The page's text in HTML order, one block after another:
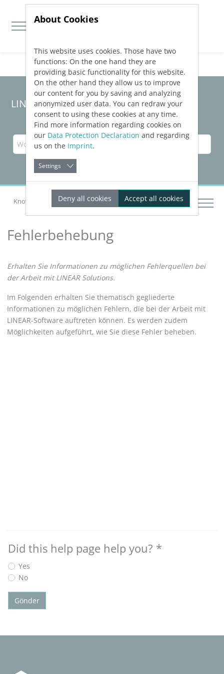
Jump directly to main navigation
Jump directly to content
LINEAR Solutions 23 für Revit
Knowledge Base Revit Fehlerbehebung
Fehlerbehebung
Erhalten Sie Informationen zu möglichen Fehlerquellen bei
der Arbeit mitLINEARSolutions.
Im Folgenden erhalten Sie thematisch gegliederte
Informationen zu möglichen Fehlern, die bei der Arbeit mit
LINEAR-Software auftreten können. Es werden zudem
Möglichkeiten aufgeführt, wie Sie diese Fehler beheben.
Did this help page help you? *
Yes
No
Gönder
About Cookies
This website uses cookies. Those have two
functions: On the one hand they are
providing basic functionality for this website.
On the other hand they allow us to improve
our content for you by saving and analyzing
anonymized user data. You can redraw your
consent to using these cookies at any time.
Find more information regarding cookies on
our Data Protection Declaration and regarding
us on the Imprint.
Settings
Deny all cookies Accept all cookies